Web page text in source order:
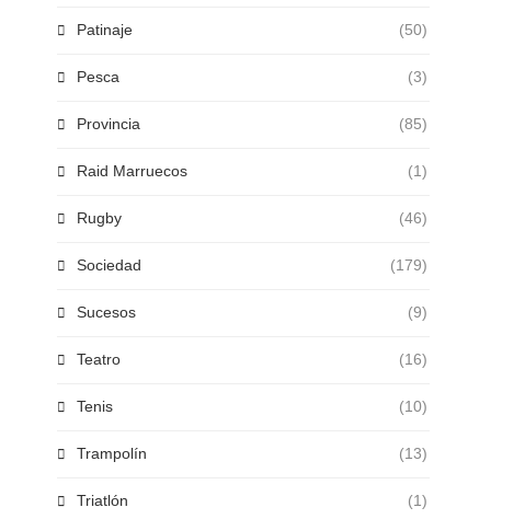
Patinaje (50)
Pesca (3)
Provincia (85)
Raid Marruecos (1)
Rugby (46)
Sociedad (179)
Sucesos (9)
Teatro (16)
Tenis (10)
Trampolín (13)
Triatlón (1)